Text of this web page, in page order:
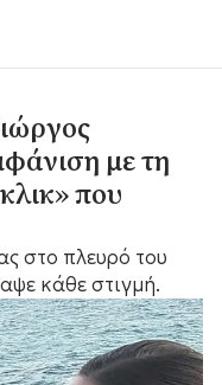
με τη
που
στο πλευρό του
κάθε στιγμή.